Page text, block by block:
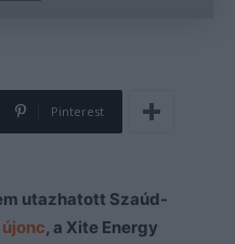
Pinterest
utazhatott Szaúd-
újonc, a Xite Energy